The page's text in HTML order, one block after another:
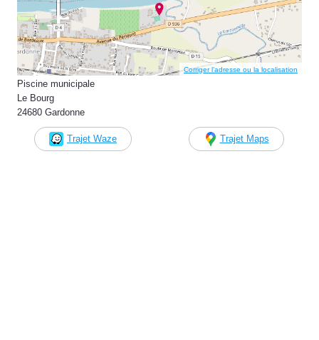
Corriger l’adresse ou la localisation
Piscine municipale
Le Bourg
24680 Gardonne
Trajet Waze Trajet Maps